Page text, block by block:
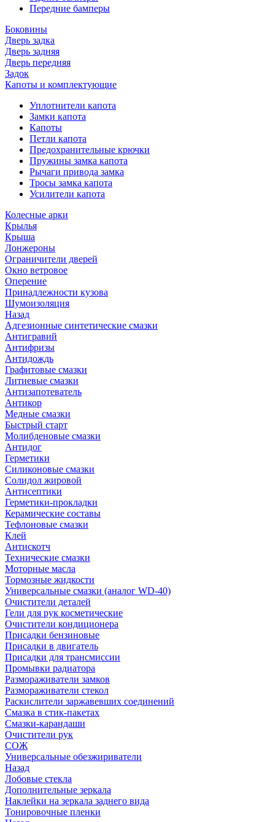
Передние бамперы
Боковины
Дверь задка
Дверь задняя
Дверь передняя
Задок
Капоты и комплектующие
Уплотнители капота
Замки капота
Капоты
Петли капота
Предохранительные крючки
Пружины замка капота
Рычаги привода замка
Тросы замка капота
Усилители капота
Колесные арки
Крылья
Крыша
Лонжероны
Ограничители дверей
Окно ветровое
Оперение
Принадлежности кузова
Шумоизоляция
Назад
Адгезионные синтетические смазки
Антигравий
Антифризы
Антидождь
Графитовые смазки
Литиевые смазки
Антизапотеватель
Антикор
Медные смазки
Быстрый старт
Молибденовые смазки
Антидог
Герметики
Силиконовые смазки
Солидол жировой
Антисептики
Герметики-прокладки
Керамические составы
Тефлоновые смазки
Клей
Антискотч
Технические смазки
Моторные масла
Тормозные жидкости
Универсальные смазки (аналог WD-40)
Очистители деталей
Гели для рук косметические
Очистители кондиционера
Присадки бензиновые
Присадки в двигатель
Присадки для трансмиссии
Промывки радиатора
Размораживатели замков
Размораживатели стекол
Раскислители заржавевших соединений
Смазка в стик-пакетах
Смазки-карандаши
Очистители рук
СОЖ
Универсальные обезжириватели
Назад
Лобовые стекла
Дополнительные зеркала
Наклейки на зеркала заднего вида
Тонировочные пленки